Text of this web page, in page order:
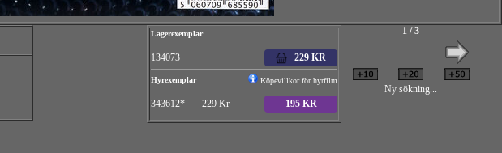
Lagerexemplar
134073 229 KR
Hyrexemplar Köpevillkor för hyrfilm
343612* 229 Kr 195 KR
1 / 3
Ny sökning...